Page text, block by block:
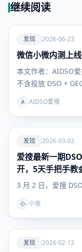
继续阅读
爱
发现
发现 2026-06-23
微信小微内测上线
本文作者：AIDSO
不含投放 DSO +
A AIDSO爱搜
爱
发现
发现 2026-03-02
爱搜最新一期
开，5天手把手教
3 月 2 日，爱搜
小 小查
爱
发现 2026-02-12